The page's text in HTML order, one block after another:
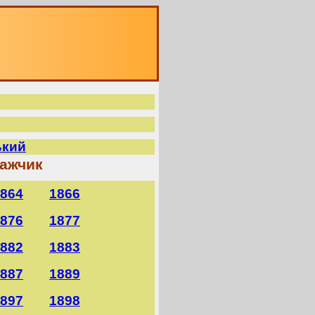
1866
1877
1883
1889
1898